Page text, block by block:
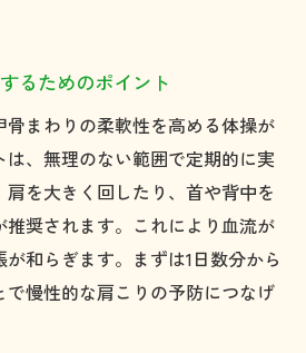
るためのポイント
まわりの柔軟性を高める体操が
、無理のない範囲で定期的に実
を大きく回したり、首や背中を
推奨されます。これにより血流が
和らぎます。まずは1日数分から
慢性的な肩こりの予防につなげ